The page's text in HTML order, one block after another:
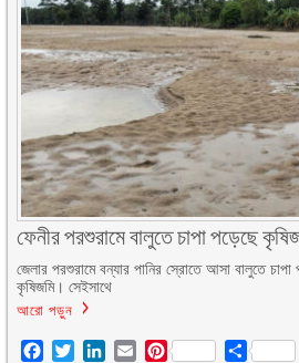
ফেনীর পরশুরামে বালুতে চাপা পড়েছে
জেলার পরশুরামে বন্যার পানির স্রোতে আসা বালুতে চাপা
কৃষিজমি। সেইসাথে
আরো পড়ুন
Facebook
TwitterLinkedIn
EmailPinterest Share